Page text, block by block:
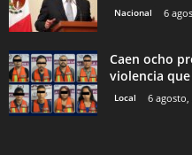
Nacional 6
Caen ocho
violencia
Local 6 agosto,